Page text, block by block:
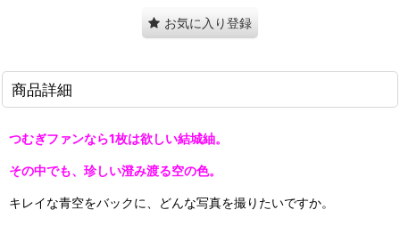
お気に入り登録
商品詳細
つむぎファンなら1枚は欲しい結城紬。
その中でも、珍しい澄み渡る空の色。
キレイな青空をバックに、どんな写真を撮りたいですか。